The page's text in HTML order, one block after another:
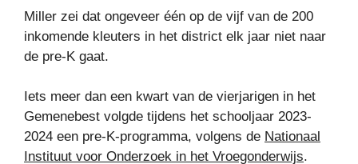
Miller zei dat ongeveer één op de vijf van de 200
inkomende kleuters in het district elk jaar niet naar
de pre-K gaat.
Iets meer dan een kwart van de vierjarigen in het
Gemenebest volgde tijdens het schooljaar 2023-
2024 een pre-K-programma, volgens de Nationaal
Instituut voor Onderzoek in het Vroegonderwijs.